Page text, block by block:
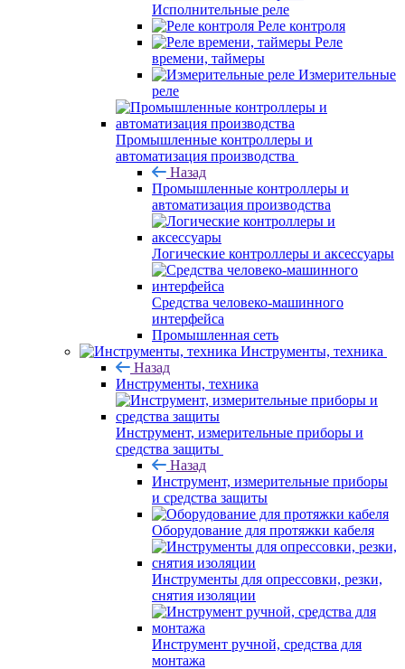
Исполнительные реле
Реле контроля
Реле
времени, таймеры
Измерительные
реле
Промышленные контроллеры и
автоматизация производства
Назад
Промышленные контроллеры и
автоматизация производства
Логические контроллеры и аксессуары
Средства человеко-машинного
интерфейса
Промышленная сеть
Инструменты, техника
Назад
Инструменты, техника
Инструмент, измерительные приборы и
средства защиты
Назад
Инструмент, измерительные приборы
и средства защиты
Оборудование для протяжки кабеля
Инструменты для опрессовки, резки,
снятия изоляции
Инструмент ручной, средства для
монтажа